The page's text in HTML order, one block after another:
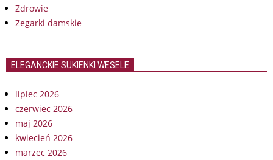
Zdrowie
Zegarki damskie
ELEGANCKIE SUKIENKI WESELE
lipiec 2026
czerwiec 2026
maj 2026
kwiecień 2026
marzec 2026